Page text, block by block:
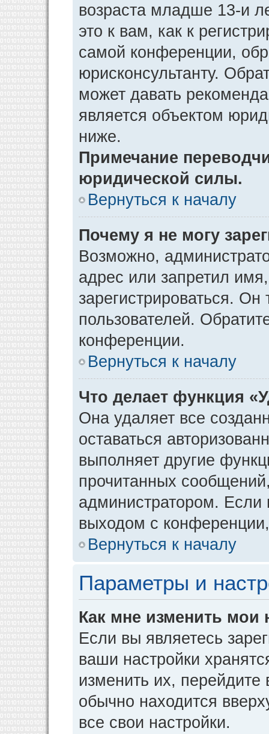
возраста младше 13-и
это к вам, как к
самой конференции,
юрисконсультанту.
может давать
является объектом
ниже.
Примечание
юридической силы.
Вернуться к началу
Почему я не могу
Возможно,
адрес или запретил
зарегистрироваться.
пользователей.
конференции.
Вернуться к началу
Что делает функция
Она удаляет все
оставаться
выполняет другие
прочитанных
администратором. Если
выходом с
Вернуться к началу
Параметры и
Как мне изменить мои
Если вы являетесь
ваши настройки
изменить их, перейдите
обычно находится
все свои настройки.